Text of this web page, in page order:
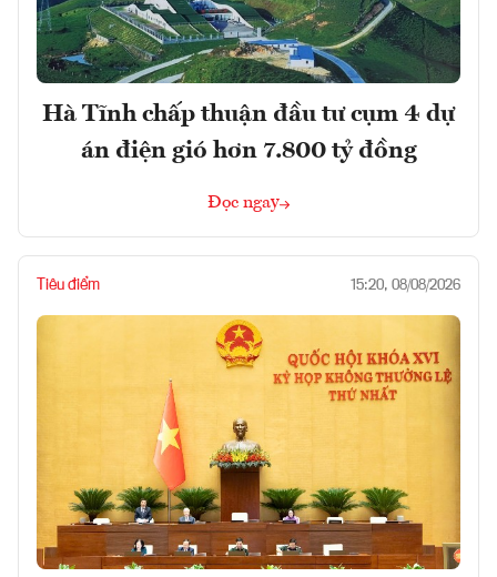
Hà Tĩnh chấp thuận đầu tư cụm 4 dự
án điện gió hơn 7.800 tỷ đồng
Đọc ngay
Tiêu điểm 15:20, 08/08/2026